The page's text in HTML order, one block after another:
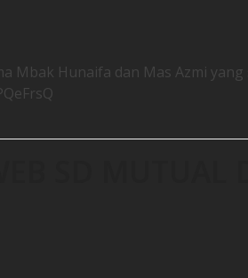
Mbak Hunaifa dan Mas Azmi